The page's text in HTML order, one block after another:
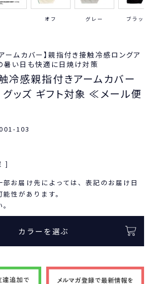
オフ グレー ブラック
ームカバー】親指付き接触冷感ロングア
暑い日も快適に日焼け対策
冷感親指付きアームカバー
ッズ ギフト対象 ≪メール便
103
]
部お届け先によっては、表記のお届け日
性があります。
カラーを選ぶ